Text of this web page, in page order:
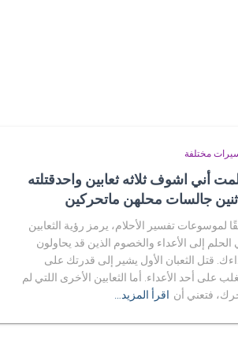
مختلفة
أني اشوف ثلاثه ثعابين واحدقتلته
جالسات محلهن ماتحركين
لموسوعات تفسير الأحلام، يرمز رؤية الثعابين
الحلم إلى الأعداء والخصوم الذين قد يحاولون
قتل الثعبان الأول يشير إلى قدرتك على
على أحد الأعداء. أما الثعابين الأخرى اللتي لم
فتعني أن اقرأ المزيد…